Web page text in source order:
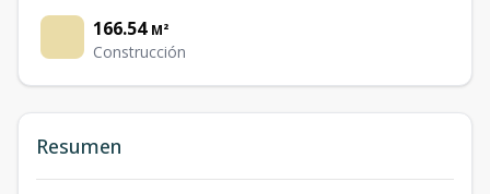
166.54 M²
Construcción
Resumen